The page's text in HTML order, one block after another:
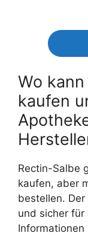
Wo
kaufen
Rectin-Salbe
kaufen, aber
bestellen.
und sicher für